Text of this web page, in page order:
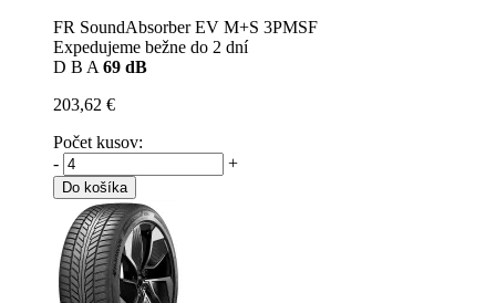
FR SoundAbsorber EV M+S 3PMSF
Expedujeme bežne do 2 dní
D B A 69 dB
203,62 €
Počet kusov:
-
+
Do košíka